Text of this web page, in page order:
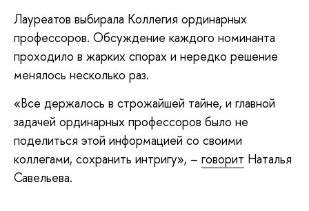
Лауреатов выбирала Коллегия ординарных
профессоров. Обсуждение каждого номинанта
проходило в жарких спорах и нередко решение
менялось несколько раз.
«Все держалось в строжайшей тайне, и главной
задачей ординарных профессоров было не
поделиться этой информацией со своими
коллегами, сохранить интригу», – говорит Наталья
Савельева.